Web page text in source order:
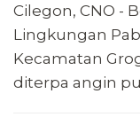
Cilegon, CNO -
Lingkungan
Kecamatan
diterpa angin